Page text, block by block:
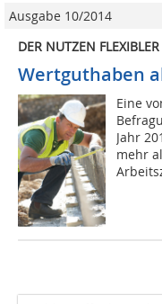
Ausgabe 10/2014
DER NUTZEN
Wertguthaben
Eine
Jahr
mehr